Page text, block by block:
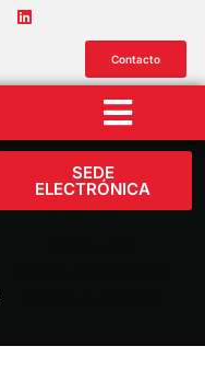
Contacto
SEDE
ELECTRÓNICA